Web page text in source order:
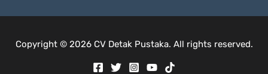
Copyright © 2026 CV Detak Pustaka. All rights reserved.